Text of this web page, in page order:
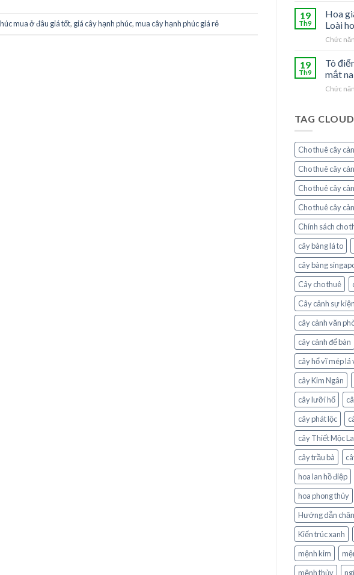
mua ở đâu giá tốt, giá cây hạnh phúc,mua cây hạnh phúc giá rẻ
19
Th9
Hoa
Loài
Chức
19
Th9
Tô
mắt
Chức
TAG CLOUD
Cho thuê cây
Cho thuê cây
Cho thuê cây
Cho thuê cây
Chính sách cho
cây bàng lá to
cây bàng
Cây cho thuê
Cây cảnh sự kiện
cây cảnh văn
cây cảnh để bàn
cây hổ vĩ mép lá
cây Kim Ngân
cây lưỡi hổ
cây phát lộc
cây Thiết Mộc
cây trầu bà
hoa lan hồ điệp
hoa phong thủy
Hướng dẫn
Kiến trúc xanh
mệnh kim
mệnh thủy